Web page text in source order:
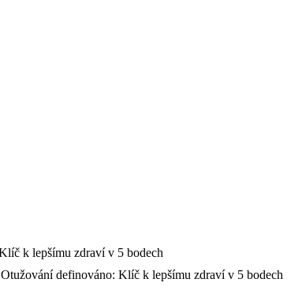
Otužování definováno: Klíč k lepšímu zdraví v 5 bodech